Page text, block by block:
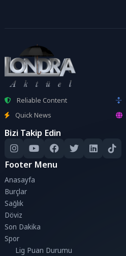
Reliable Content
Quick News
Bizi Takip Edin
Footer Menu
Anasayfa
Burçlar
Sağlık
Döviz
Son Dakika
Spor
Lig Puan Durumu